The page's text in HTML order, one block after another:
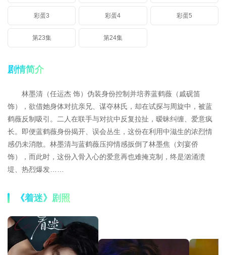
彩蛋3 彩蛋4 彩蛋5
第23集 第24集
剧情简介
林墨清（任运杰 饰）伪装身份控制并培养蓝鹤薇（戚砚笛
饰），欲借她身体对抗亲兄、谋夺林氏，却在试探与周旋中，被蓝
鹤薇反制吸引。二人在联手与对抗中反复拉扯，暧昧纠缠、爱意疯
长。即便蓝鹤薇身份揭开、误会丛生，这份在利用中滋生的浓烈情
感仍未消散。林墨清与蓝鹤薇压抑情感扳倒了林墨焦（刘宴侨
饰），而此时，这份入骨入心的爱意再也难掩克制，终是汹涌溃
堤、热烈爆发……
《着迷》剧照